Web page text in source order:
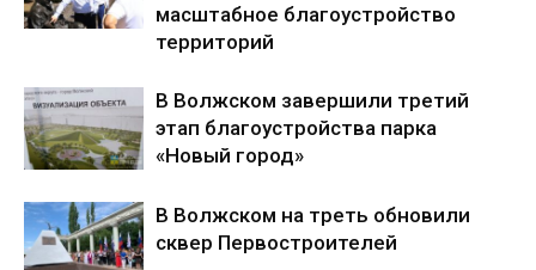
масштабное благоустройство
территорий
В Волжском завершили третий
этап благоустройства парка
«Новый город»
В Волжском на треть обновили
сквер Первостроителей